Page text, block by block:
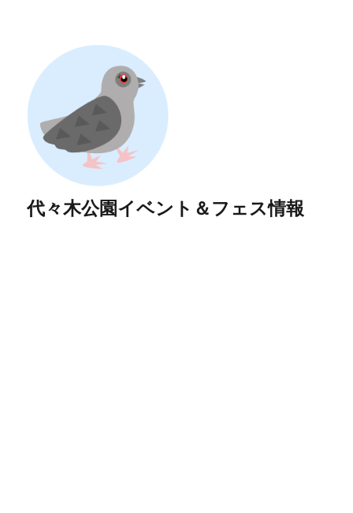
代々木公園イベント＆フェス情報